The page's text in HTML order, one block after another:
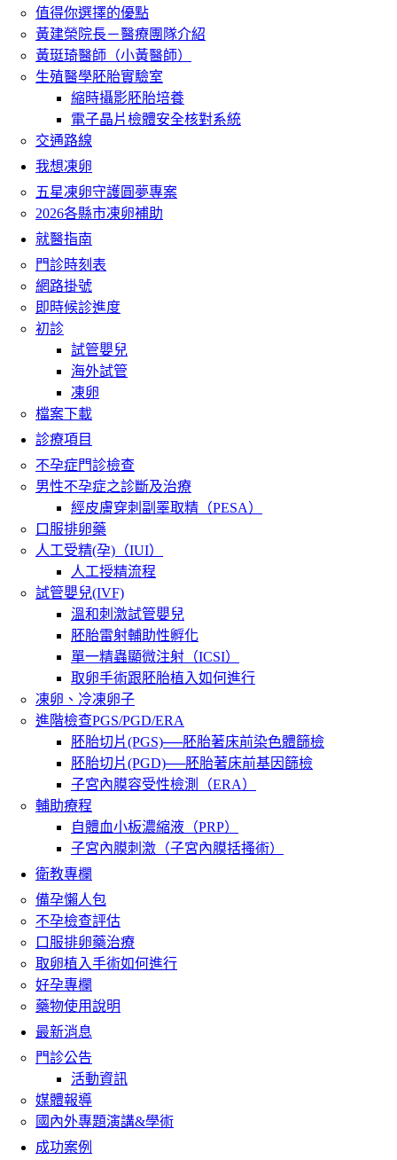
值得你選擇的優點
黃建榮院長－醫療團隊介紹
黃珽琦醫師（小黃醫師）
生殖醫學胚胎實驗室
縮時攝影胚胎培養
電子晶片檢體安全核對系統
交通路線
我想凍卵
五星凍卵守護圓夢專案
2026各縣市凍卵補助
就醫指南
門診時刻表
網路掛號
即時候診進度
初診
試管嬰兒
海外試管
凍卵
檔案下載
診療項目
不孕症門診檢查
男性不孕症之診斷及治療
經皮膚穿刺副睪取精（PESA）
口服排卵藥
人工受精(孕)（IUI）
人工授精流程
試管嬰兒(IVF)
溫和刺激試管嬰兒
胚胎雷射輔助性孵化
單一精蟲顯微注射（ICSI）
取卵手術跟胚胎植入如何進行
凍卵、冷凍卵子
進階檢查PGS/PGD/ERA
胚胎切片(PGS)──胚胎著床前染色體篩檢
胚胎切片(PGD)──胚胎著床前基因篩檢
子宮內膜容受性檢測（ERA）
輔助療程
自體血小板濃縮液（PRP）
子宮內膜刺激（子宮內膜括搔術）
衛教專欄
備孕懶人包
不孕檢查評估
口服排卵藥治療
取卵植入手術如何進行
好孕專欄
藥物使用說明
最新消息
門診公告
活動資訊
媒體報導
國內外專題演講&學術
成功案例